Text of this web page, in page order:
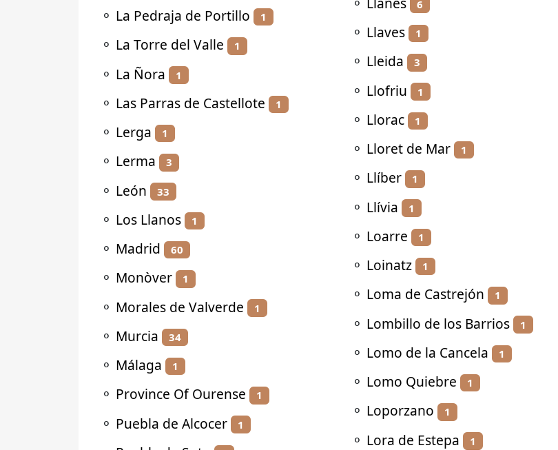
⚬ La Pedraja de Portillo 1
⚬ La Torre del Valle 1
⚬ La Ñora 1
⚬ Las Parras de Castellote 1
⚬ Lerga 1
⚬ Lerma 3
⚬ León 33
⚬ Los Llanos 1
⚬ Madrid 60
⚬ Monòver 1
⚬ Morales de Valverde 1
⚬ Murcia 34
⚬ Málaga 1
⚬ Province Of Ourense 1
⚬ Puebla de Alcocer 1
6
⚬ Llaves 1
⚬ Lleida 3
⚬ Llofriu 1
⚬ Llorac 1
⚬ Lloret de Mar 1
⚬ Llíber 1
⚬ Llívia 1
⚬ Loarre 1
⚬ Loinatz 1
⚬ Loma de Castrejón 1
⚬ Lombillo de los Barrios 1
⚬ Lomo de la Cancela 1
⚬ Lomo Quiebre 1
⚬ Loporzano 1
⚬ Lora de Estepa 1